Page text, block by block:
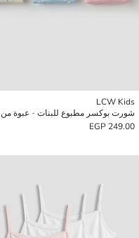
LCW Kids
شورت بوكسر مطبوع للبنات - عبوة من 3
249.00 EGP